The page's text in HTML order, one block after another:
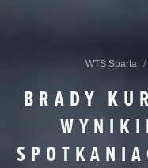
WTS Sparta
BRADY